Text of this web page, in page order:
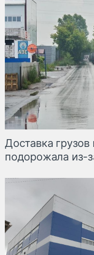
Доставка
подорожала из-